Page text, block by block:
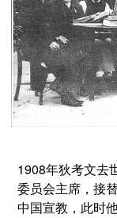
1908年狄考文去
委员会主席，接
中国宣教，此时